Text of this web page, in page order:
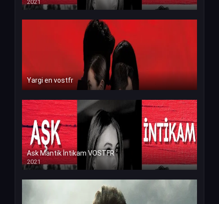
2021
Yargi en vostfr
Ask Mantik İntikam VOSTFR
2021